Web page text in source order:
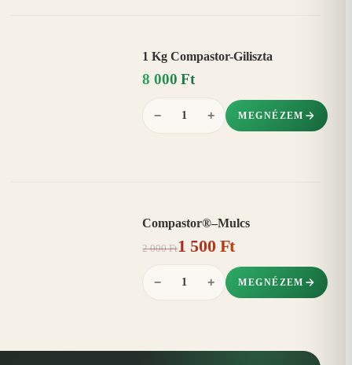
1 Kg Compastor-Giliszta
8 000 Ft
− + MEGNÉZEM
Compastor®–Mulcs
2 000 Ft1 500 Ft
− + MEGNÉZEM